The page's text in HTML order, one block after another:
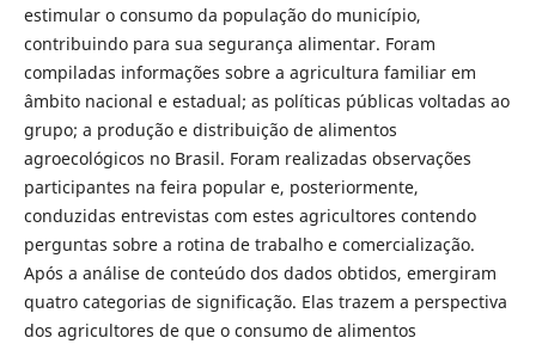
estimular o consumo da população do município,
contribuindo para sua segurança alimentar. Foram
compiladas informações sobre a agricultura familiar em
âmbito nacional e estadual; as políticas públicas voltadas ao
grupo; a produção e distribuição de alimentos
agroecológicos no Brasil. Foram realizadas observações
participantes na feira popular e, posteriormente,
conduzidas entrevistas com estes agricultores contendo
perguntas sobre a rotina de trabalho e comercialização.
Após a análise de conteúdo dos dados obtidos, emergiram
quatro categorias de significação. Elas trazem a perspectiva
dos agricultores de que o consumo de alimentos